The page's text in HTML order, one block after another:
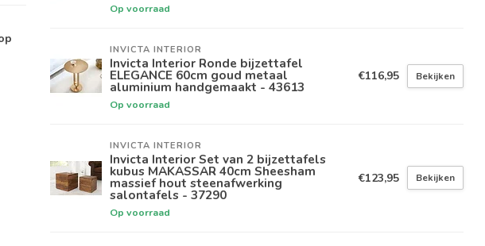
Op voorraad
INVICTA INTERIOR
Invicta Interior Ronde bijzettafel
ELEGANCE 60cm goud metaal
aluminium handgemaakt - 43613
Op voorraad
€116,95 Bekijken
INVICTA INTERIOR
Invicta Interior Set van 2 bijzettafels
kubus MAKASSAR 40cm Sheesham
massief hout steenafwerking
salontafels - 37290
Op voorraad
€123,95 Bekijken